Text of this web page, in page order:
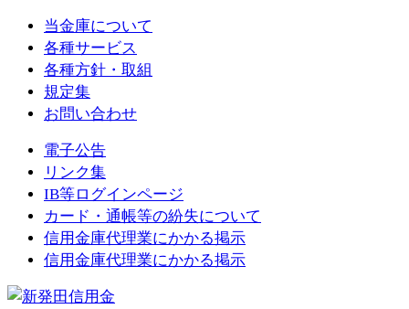
当金庫について
各種サービス
各種方針・取組
規定集
お問い合わせ
電子公告
リンク集
IB等ログインページ
カード・通帳等の紛失について
信用金庫代理業にかかる掲示
信用金庫代理業にかかる掲示